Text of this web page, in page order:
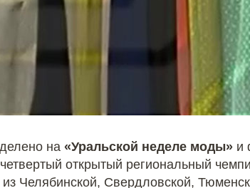
на «Уральской неделе моды» и
открытый региональный
Челябинской, Свердловской,